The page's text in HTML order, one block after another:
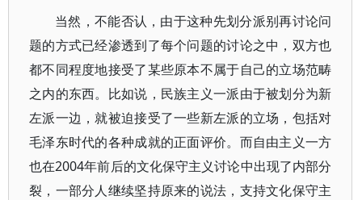
当然，不能否认，由于这种先划分派别再讨论问
题的方式已经渗透到了每个问题的讨论之中，双方也
都不同程度地接受了某些原本不属于自己的立场范畴
之内的东西。比如说，民族主义一派由于被划分为新
左派一边，就被迫接受了一些新左派的立场，包括对
毛泽东时代的各种成就的正面评价。而自由主义一方
也在2004年前后的文化保守主义讨论中出现了内部分
裂，一部分人继续坚持原来的说法，支持文化保守主